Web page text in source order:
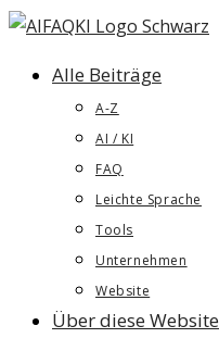
Zum
springenAlle Beiträge
A-Z
AI / KI
FAQ
Leichte Sprache
Tools
Unternehmen
Website
Über diese Website